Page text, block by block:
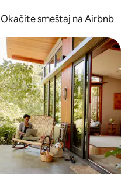
Okačite smeštaj na Airbnb